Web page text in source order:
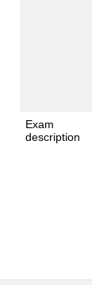
Exam
description